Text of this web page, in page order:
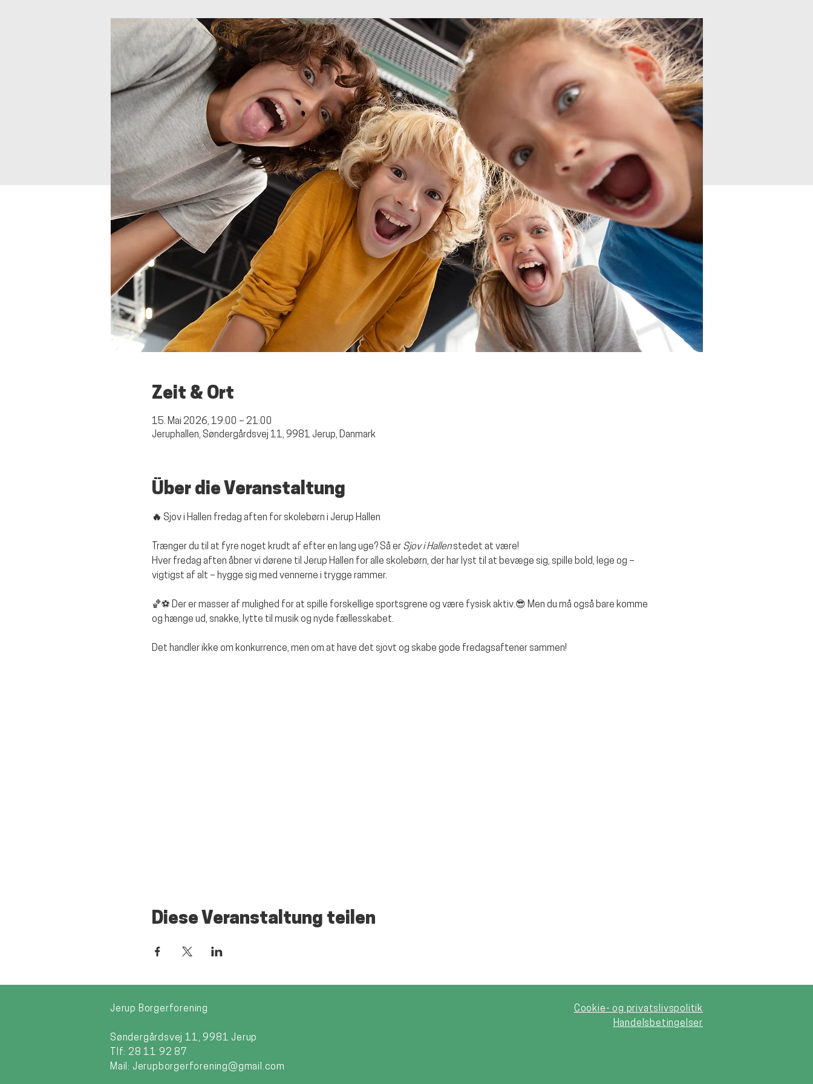
Zeit & Ort
15. Mai 2026, 19:00 – 21:00
Jeruphallen, Søndergårdsvej 11, 9981 Jerup, Danmark
Über die Veranstaltung
🔥 Sjov i Hallen fredag aften for skolebørn i Jerup Hallen
Trænger du til at fyre noget krudt af efter en lang uge? Så er Sjov i Hallen stedet at være!
Hver fredag aften åbner vi dørene til Jerup Hallen for alle skolebørn, der har lyst til at bevæge sig, spille bold, lege og –
vigtigst af alt – hygge sig med vennerne i trygge rammer.
🏀⚽ Der er masser af mulighed for at spille forskellige sportsgrene og være fysisk aktiv.😎 Men du må også bare komme
og hænge ud, snakke, lytte til musik og nyde fællesskabet.
Det handler ikke om konkurrence, men om at have det sjovt og skabe gode fredagsaftener sammen!
Diese Veranstaltung teilen
Jerup Borgerforening
Søndergårdsvej 11, 9981 Jerup
Tlf: 28 11 92 87
Mail: Jerupborgerforening@gmail.com
Cookie- og privatslivspolitik
Handelsbetingelser